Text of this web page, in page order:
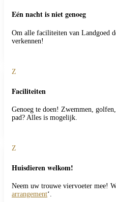
Eén nacht is niet genoeg
Om alle faciliteiten van Landgoed
verkennen!
Z
Faciliteiten
Genoeg te doen! Zwemmen,
pad? Alles is mogelijk.
Z
Huisdieren welkom!
Neem uw trouwe viervoeter mee!
arrangement‘.